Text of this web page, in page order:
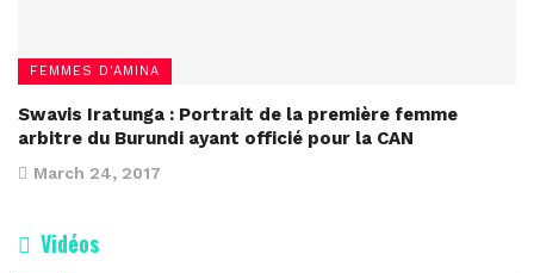
FEMMES D'AMINA
Swavis Iratunga : Portrait de la première femme
arbitre du Burundi ayant officié pour la CAN
March 24, 2017
Vidéos